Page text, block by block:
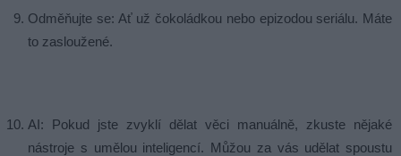
Odměňujte se: Ať už čokoládkou nebo epizodou seriálu. Máte
to zasloužené.
AI: Pokud jste zvyklí dělat věci manuálně, zkuste nějaké
nástroje s umělou inteligencí. Můžou za vás udělat spoustu